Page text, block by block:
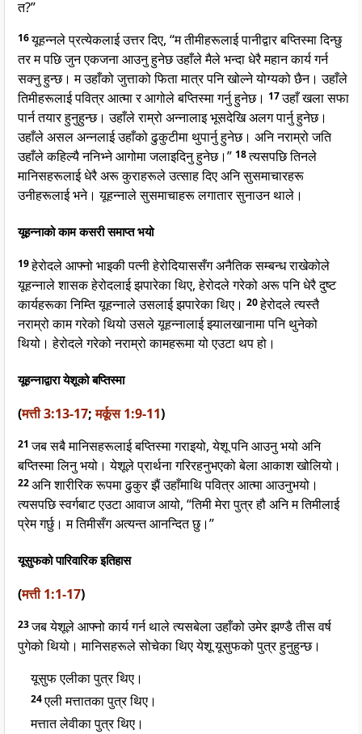
त?”
16यूहन्नले प्रत्येकलाई उत्तर दिए, “म तीमीहरूलाई पानीद्वार बप्तिस्मा दिन्छु
तर म पछि जुन एकजना आउनु हुनेछ उहाँले मैले भन्दा धेरै महान कार्य गर्न
सक्नु हुन्छ। म उहाँको जुत्ताको फिता मात्र पनि खोल्ने योग्यको छैन। उहाँले
तिमीहरूलाई पवित्र आत्मा र आगोले बप्तिस्मा गर्नु हुनेछ। 17उहाँ खला सफा
पार्न तयार हुनुहुन्छ। उहाँले राम्रो अन्नालाइ भूसदेखि अलग पार्नु हुनेछ।
उहाँले असल अन्नलाई उहाँको ढुकुटीमा थुपार्नु हुनेछ। अनि नराम्रो जति
उहाँले कहिल्यै ननिभ्ने आगोमा जलाइदिनु हुनेछ।” 18त्यसपछि तिनले
मानिसहरूलाई धेरै अरू कुराहरूले उत्साह दिए अनि सुसमाचारहरू
उनीहरूलाई भने। यूहन्नाले सुसमाचाहरू लगातार सुनाउन थाले।
यूहन्नाको काम कसरी समाप्त भयो
19हेरोदले आफ्नो भाइकी पत्नी हेरोदियाससँग अनैतिक सम्बन्ध राखेकोले
यूहन्नाले शासक हेरोदलाई झपारेका थिए, हेरोदले गरेको अरू पनि धेरै दुष्ट
कार्यहरूका निम्ति यूहन्नाले उसलाई झपारेका थिए। 20हेरोदले त्यस्तै
नराम्रो काम गरेको थियो उसले यूहन्नालाई झ्यालखानामा पनि थुनेको
थियो। हेरोदले गरेको नराम्रो कामहरूमा यो एउटा थप हो।
यूहन्नाद्वारा येशूको बप्तिस्मा
(मत्ती 3:13-17;मर्कूस 1:9-11)
21जब सबै मानिसहरूलाई बप्तिस्मा गराइयो, येशू पनि आउनु भयो अनि
बप्तिस्मा लिनु भयो। येशूले प्रार्थना गरिरहनुभएको बेला आकाश खोलियो।
22अनि शारीरिक रूपमा ढुकुर झैं उहाँमाथि पवित्र आत्मा आउनुभयो।
त्यसपछि स्वर्गबाट एउटा आवाज आयो, “तिमी मेरा पुत्र हौ अनि म तिमीलाई
प्रेम गर्छु। म तिमीसँग अत्यन्त आनन्दित छु।”
यूसुफको पारिवारिक इतिहास
(मत्ती 1:1-17)
23जब येशूले आफ्नो कार्य गर्न थाले त्यसबेला उहाँको उमेर झण्डै तीस वर्ष
पुगेको थियो। मानिसहरूले सोचेका थिए येशू यूसुफको पुत्र हुनुहुन्छ।
यूसुफ एलीका पुत्र थिए।
24एली मत्तातका पुत्र थिए।
मत्तात लेवीका पुत्र थिए।